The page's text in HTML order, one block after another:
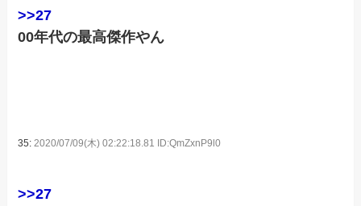
>>27
00年代の最高傑作やん
35:2020/07/09(木) 02:22:18.81 ID:QmZxnP9l0
>>27